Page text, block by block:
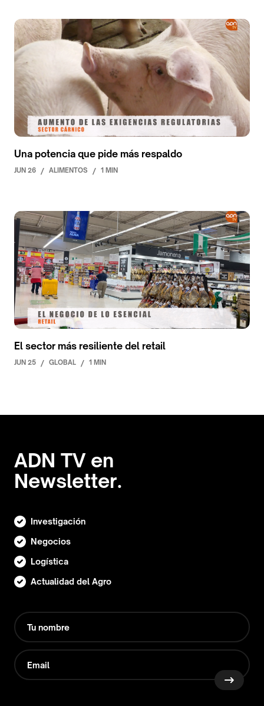
Una potencia que pide más respaldo
JUN 26 / ALIMENTOS / 1 MIN
El sector más resiliente del retail
JUN 25 / GLOBAL / 1 MIN
ADN TV en
Newsletter.
Investigación
Negocios
Logística
Actualidad del Agro